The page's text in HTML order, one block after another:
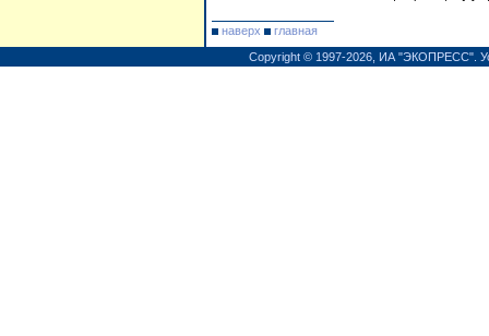
наверх
главная
Copyright © 1997-2026, ИА "ЭКОПРЕСС".